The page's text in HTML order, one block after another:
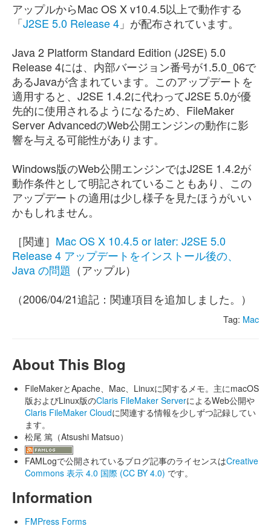
アップルからMac OS X v10.4.5以上で動作する
「J2SE 5.0 Release 4 」が配布されています。
Java 2 Platform Standard Edition (J2SE) 5.0
Release 4には、内部バージョン番号が1.5.0_06で
あるJavaが含まれています。このアップデートを
適用すると、J2SE 1.4.2に代わってJ2SE 5.0が優
先的に使用されるようになるため、FileMaker
Server AdvancedのWeb公開エンジンの動作に影
響を与える可能性があります。
Windows版のWeb公開エンジンではJ2SE 1.4.2が
動作条件として明記されていることもあり、この
アップデートの適用は少し様子を見たほうがいい
かもしれません。
［関連］ Mac OS X 10.4.5 or later: J2SE 5.0
Release 4 アップデートをインストール後の、
Java の問題 （アップル）
（2006/04/21追記：関連項目を追加しました。）
Tag: Mac
About This Blog
FileMakerとApache、Mac、Linuxに関するメモ。主にmacOS
版およびLinux版のClaris FileMaker ServerによるWeb公開や
Claris FileMaker Cloudに関連する情報を少しずつ記録してい
ます。
松尾 篤（Atsushi Matsuo）
FAMLogで公開されているブログ記事のライセンスはCreative
Commons 表示 4.0 国際 (CC BY 4.0) です。
Information
FMPress Forms